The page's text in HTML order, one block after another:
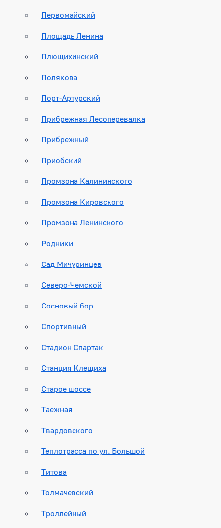
Первомайский
Площадь Ленина
Плющихинский
Полякова
Порт-Артурский
Прибрежная Лесоперевалка
Прибрежный
Приобский
Промзона Калининского
Промзона Кировского
Промзона Ленинского
Родники
Сад Мичуринцев
Северо-Чемской
Сосновый бор
Спортивный
Стадион Спартак
Станция Клещиха
Старое шоссе
Таежная
Твардовского
Теплотрасса по ул. Большой
Титова
Толмачевский
Троллейный